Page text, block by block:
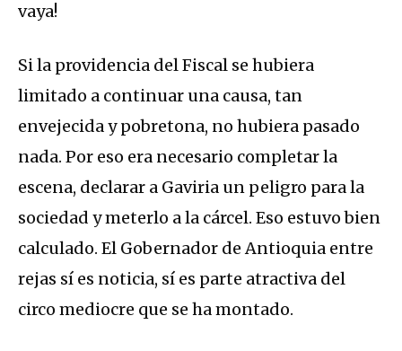
vaya!
Si la providencia del Fiscal se hubiera
limitado a continuar una causa, tan
envejecida y pobretona, no hubiera pasado
nada. Por eso era necesario completar la
escena, declarar a Gaviria un peligro para la
sociedad y meterlo a la cárcel. Eso estuvo bien
calculado. El Gobernador de Antioquia entre
rejas sí es noticia, sí es parte atractiva del
circo mediocre que se ha montado.